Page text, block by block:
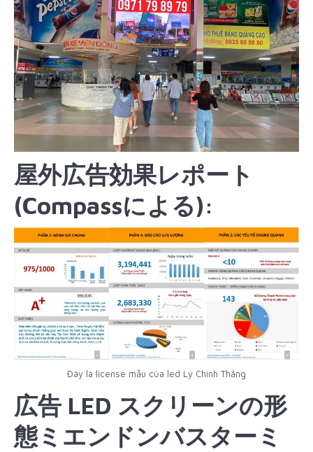
屋外広告効果レポート
(Compassによる):
Đây là license mẫu của led Lý Chính Thắng
広告 LED スクリーンの形
態 ミエンドンバスターミ